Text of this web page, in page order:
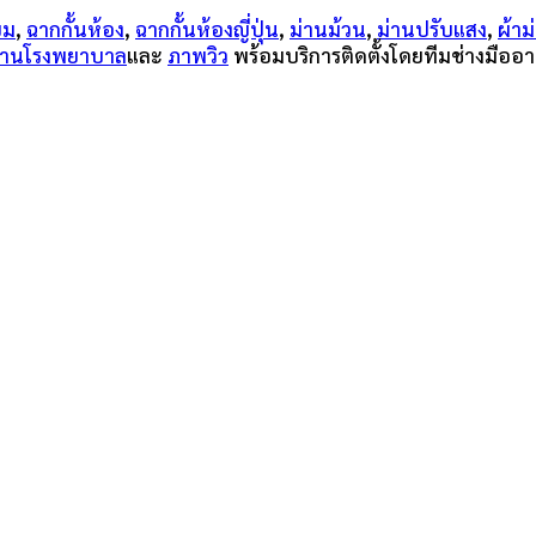
, ฉากกั้นห้อง, ฉากกั้นห้องญี่ปุ่น, ม่านม้วน, ม่านปรับแสง, ผ้า
นโรงพยาบาลและ ภาพวิว พร้อมบริการติดตั้งโดยทีมช่างมืออ